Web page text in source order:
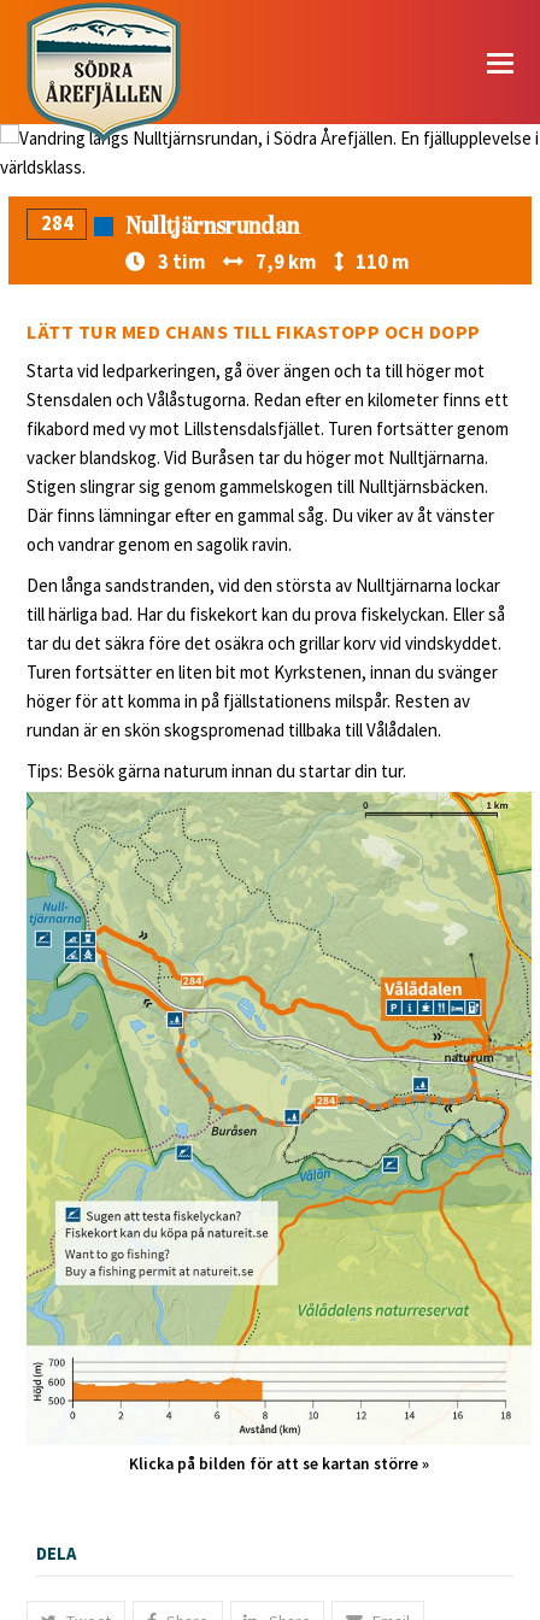
284 Nulltjärnsrundan
3 tim 7,9 km 110 m
LÄTT TUR MED CHANS TILL FIKASTOPP OCH DOPP
Starta vid ledparkeringen, gå över ängen och ta till höger mot
Stensdalen och Vålåstugorna. Redan efter en kilometer finns ett
fikabord med vy mot Lillstensdalsfjället. Turen fortsätter genom
vacker blandskog. Vid Buråsen tar du höger mot Nulltjärnarna.
Stigen slingrar sig genom gammelskogen till Nulltjärnsbäcken.
Där finns lämningar efter en gammal såg. Du viker av åt vänster
och vandrar genom en sagolik ravin.
Den långa sandstranden, vid den största av Nulltjärnarna lockar
till härliga bad. Har du fiskekort kan du prova fiskelyckan. Eller så
tar du det säkra före det osäkra och grillar korv vid vindskyddet.
Turen fortsätter en liten bit mot Kyrkstenen, innan du svänger
höger för att komma in på fjällstationens milspår. Resten av
rundan är en skön skogspromenad tillbaka till Vålådalen.
Tips: Besök gärna naturum innan du startar din tur.
Klicka på bilden för att se kartan större »
DELA